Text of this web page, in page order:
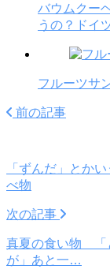
バウムクー
うの？ドイ
フルーツサ
前の記事
「ずんだ」とか
べ物
次の記事
真夏の食い物 「
が」あと一…